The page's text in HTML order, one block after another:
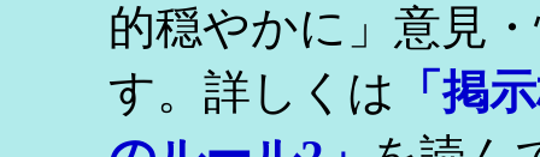
的穏やかに」意見
す。詳しくは
「掲